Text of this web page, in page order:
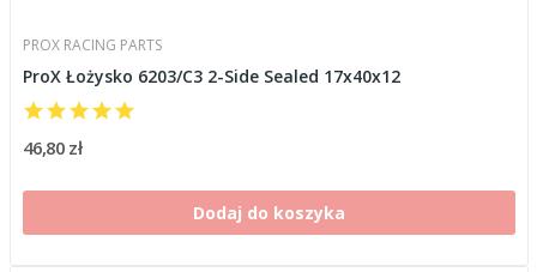
PROX RACING PARTS
ProX Łożysko 6203/C3 2-Side Sealed 17x40x12
46,80 zł
Dodaj do koszyka